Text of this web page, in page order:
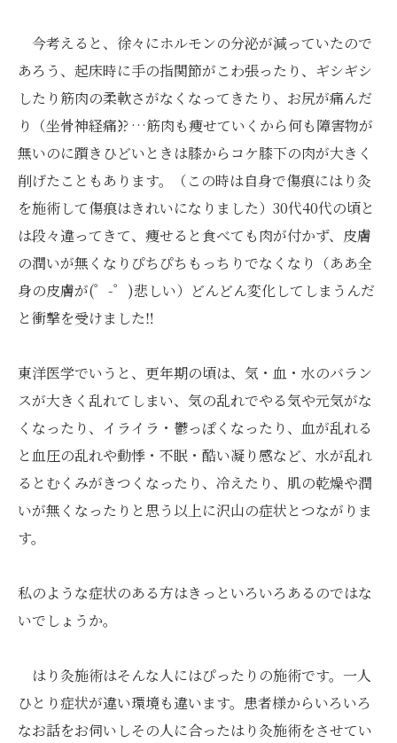
今考えると、徐々にホルモンの分泌が減っていたので
あろう、起床時に手の指関節がこわ張ったり、ギシギシ
したり筋肉の柔軟さがなくなってきたり、お尻が痛んだ
り（坐骨神経痛⁇）…筋肉も痩せていくから何も障害物が
無いのに躓きひどいときは膝からコケ膝下の肉が大きく
削げたこともあります。（この時は自身で傷痕にはり灸
を施術して傷痕はきれいになりました）30代40代の頃と
は段々違ってきて、痩せると食べても肉が付かず、皮膚
の潤いが無くなりぴちぴちもっちりでなくなり（ああ全
身の皮膚が(゜-゜)悲しい）どんどん変化してしまうんだ
と衝撃を受けました‼
東洋医学でいうと、更年期の頃は、気・血・水のバラン
スが大きく乱れてしまい、気の乱れでやる気や元気がな
くなったり、イライラ・鬱っぽくなったり、血が乱れる
と血圧の乱れや動悸・不眠・酷い凝り感など、水が乱れ
るとむくみがきつくなったり、冷えたり、肌の乾燥や潤
いが無くなったりと思う以上に沢山の症状とつながりま
す。
私のような症状のある方はきっといろいろあるのではな
いでしょうか。
はり灸施術はそんな人にはぴったりの施術です。一人
ひとり症状が違い環境も違います。患者様からいろいろ
なお話をお伺いしその人に合ったはり灸施術をさせてい